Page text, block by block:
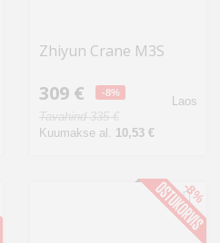
Zhiyun Crane M3S
309 € -8%
Tavahind 335 €
Kuumakse al. 10,53 €
Laos
-8%